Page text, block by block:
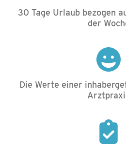
30 Tage Urlaub bezogen
der
Die Werte einer